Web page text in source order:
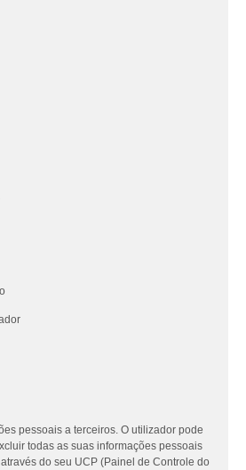
pessoais a terceiros. O utilizador pode
todas as suas informações pessoais
do seu UCP (Painel de Controle do